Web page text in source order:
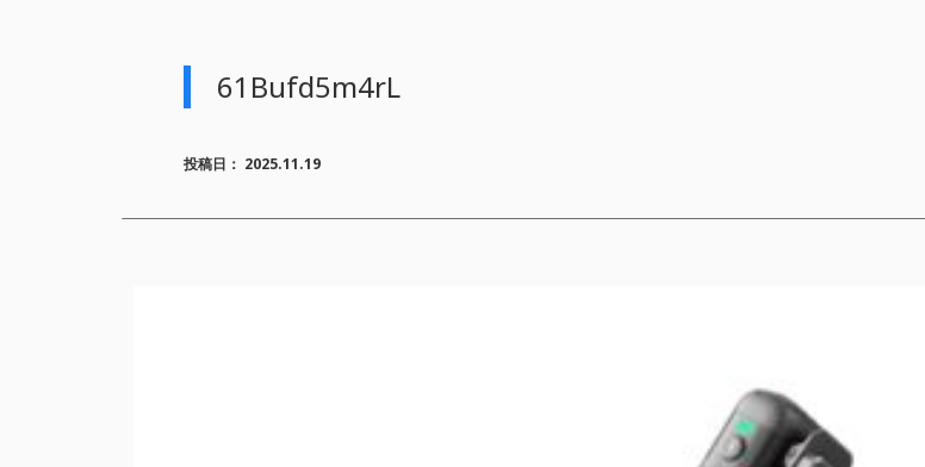
61Bufd5m4rL
投稿日： 2025.11.19